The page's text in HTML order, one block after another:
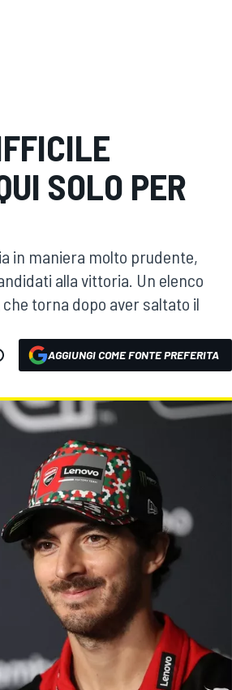
SOLO PER
in maniera molto prudente,
alla vittoria. Un elenco
torna dopo aver saltato il
AGGIUNGI COME FONTE PREFERITA